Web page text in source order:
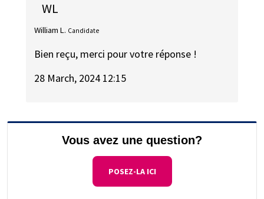
WL
William L. Candidate
Bien reçu, merci pour votre réponse !
28 March, 2024 12:15
Vous avez une question?
POSEZ-LA ICI